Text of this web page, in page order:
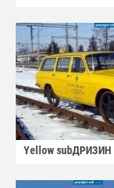
Yellow subДРИЗИН